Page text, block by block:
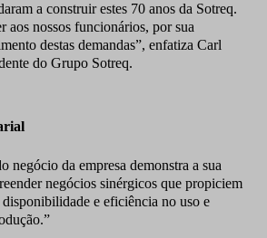
a construir estes 70 anos da Sotreq.
aos nossos funcionários, por sua
destas demandas”, enfatiza Carl
do Grupo Sotreq.
negócio da empresa demonstra a sua
negócios sinérgicos que propiciem
disponibilidade e eficiência no uso e